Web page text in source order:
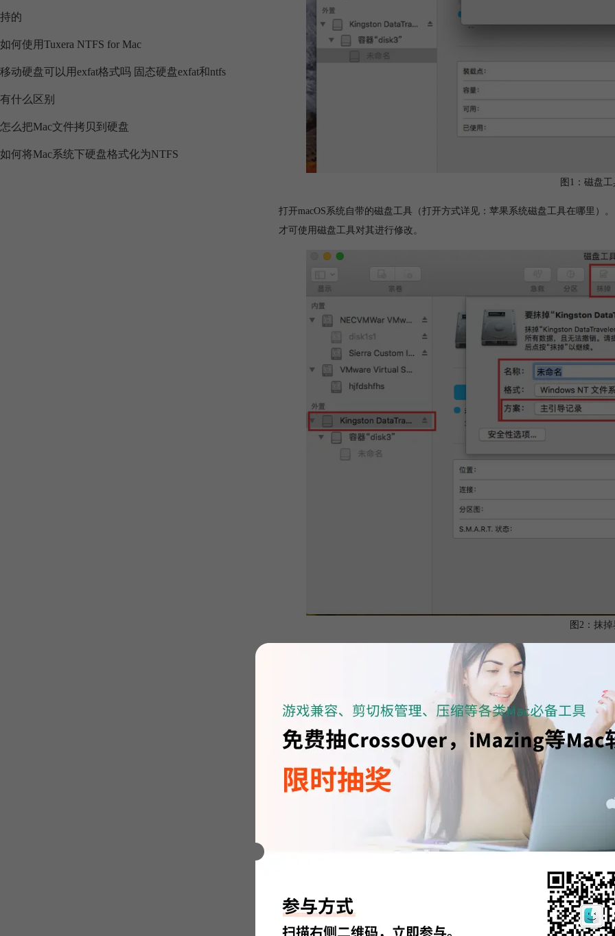
持的
如何使用Tuxera NTFS for Mac
移动硬盘可以用exfat格式吗 固态硬盘exfat和ntfs
有什么区别
怎么把Mac文件拷贝到硬盘
如何将Mac系统下硬盘格式化为NTFS
图1：磁盘
打开macOS系统自带的磁盘工具（打开方式详见：苹果系统磁盘工具在哪里
才可使用磁盘工具对其进行修改。
图2：抹
选中需要解除加密的磁盘，单击磁盘工具顶部“抹掉”，在弹窗内编辑磁盘，
录。单击“抹掉”，再次打开磁盘便不再需要密码。
除了这种使用macOS系统自带的磁盘工具解除加密外，我们还可以使用磁盘管
二、磁盘管理软件